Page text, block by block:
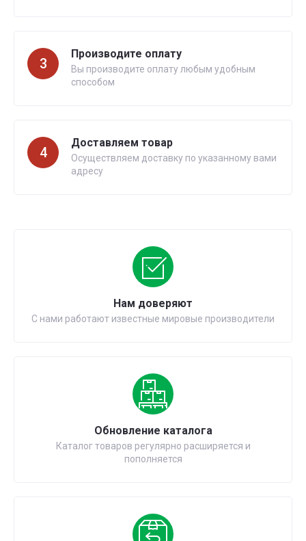
3
Производите оплату
Вы производите оплату любым удобным
способом
4
Доставляем товар
Осуществляем доставку по указанному вами
адресу
Нам доверяют
С нами работают известные мировые производители
Обновление каталога
Каталог товаров регулярно расширяется и
пополняется